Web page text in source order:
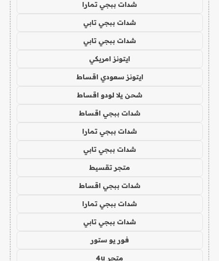
شدات ببجي تمارا
شدات ببجي تابي
شدات ببجي تابي
ايتونز امريكي
ايتونز سعودي اقساط
شحن يلا لودو اقساط
شدات ببجي اقساط
شدات ببجي تمارا
شدات ببجي تابي
متجر تقسيط
شدات ببجي اقساط
شدات ببجي تمارا
شدات ببجي تابي
فور يو ستور
متجر 4u